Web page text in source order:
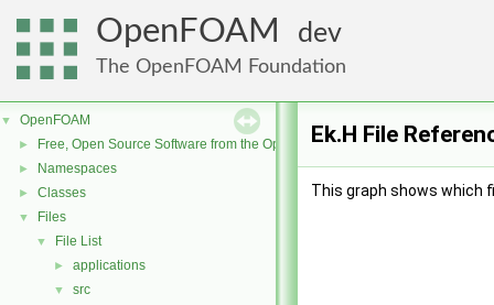
OpenFOAM dev
The OpenFOAM Foundation
▼ OpenFOAM
► Free, Open Source Software from the OpenFOAM Foundation
► Namespaces
► Classes
▼ Files
▼ File List
► applications
▼ src
Ek.H File
This graph shows which